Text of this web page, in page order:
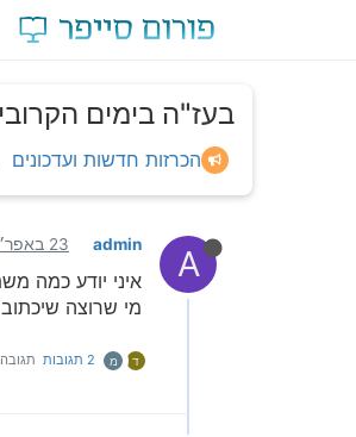
בעז"ה בימים
הכרזות חדשות ועדכונים
A
admin 23 באפר׳ 2020, 16:45
איני יודע כמה
מי שרוצה
ד מ 2 תגובות